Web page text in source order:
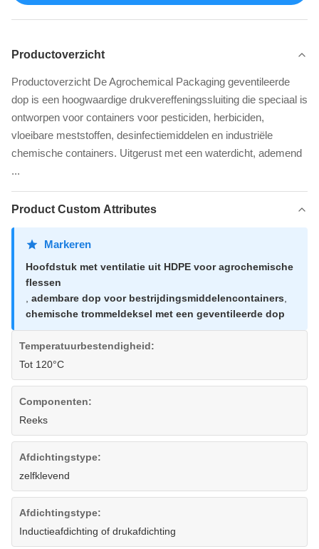
Productoverzicht
Productoverzicht De Agrochemical Packaging geventileerde
dop is een hoogwaardige drukvereffeningssluiting die speciaal is
ontworpen voor containers voor pesticiden, herbiciden,
vloeibare meststoffen, desinfectiemiddelen en industriële
chemische containers. Uitgerust met een waterdicht, ademend
...
Product Custom Attributes
Markeren
Hoofdstuk met ventilatie uit HDPE voor agrochemische
flessen
adembare dop voor bestrijdingsmiddelencontainers
chemische trommeldeksel met een geventileerde dop
Temperatuurbestendigheid:
Tot 120°C
Componenten:
Reeks
Afdichtingstype:
zelfklevend
Afdichtingstype:
Inductieafdichting of drukafdichting